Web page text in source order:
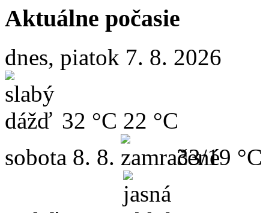
Aktuálne počasie
dnes, piatok 7. 8. 2026
32 °C 22 °C
sobota 8. 8. 33/19 °C